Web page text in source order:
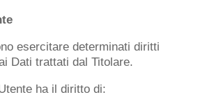
esercitare determinati diritti
Dati trattati dal Titolare.
ha il diritto di: